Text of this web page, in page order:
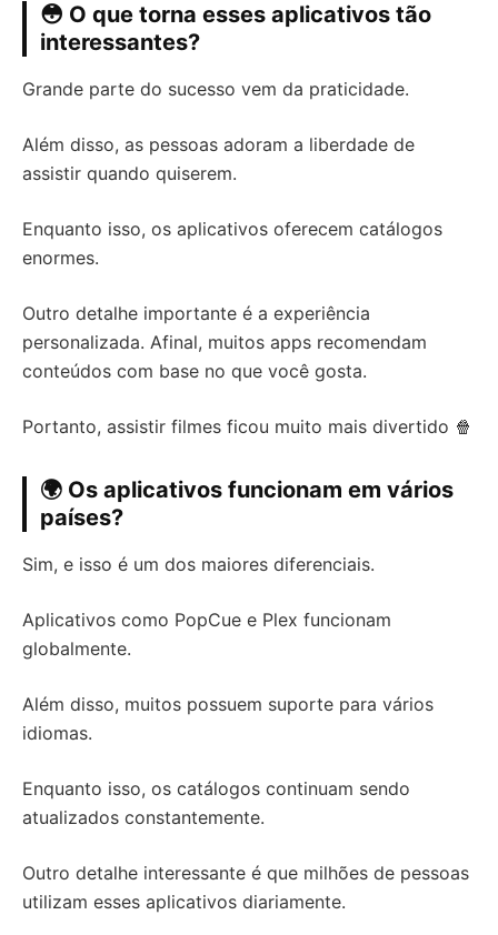
😳 O que torna esses aplicativos tão
interessantes?
Grande parte do sucesso vem da praticidade.
Além disso, as pessoas adoram a liberdade de
assistir quando quiserem.
Enquanto isso, os aplicativos oferecem catálogos
enormes.
Outro detalhe importante é a experiência
personalizada. Afinal, muitos apps recomendam
conteúdos com base no que você gosta.
Portanto, assistir filmes ficou muito mais divertido 🍿
🌍 Os aplicativos funcionam em vários
países?
Sim, e isso é um dos maiores diferenciais.
Aplicativos como PopCue e Plex funcionam
globalmente.
Além disso, muitos possuem suporte para vários
idiomas.
Enquanto isso, os catálogos continuam sendo
atualizados constantemente.
Outro detalhe interessante é que milhões de pessoas
utilizam esses aplicativos diariamente.